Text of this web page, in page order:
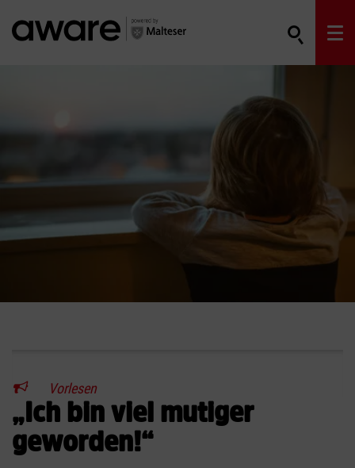
Vorlesen
„Ich bin viel mutiger
geworden!“